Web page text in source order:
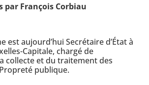
par François Corbiau
est aujourd’hui Secrétaire d’État à
Capitale, chargé de
collecte et du traitement des
publique.